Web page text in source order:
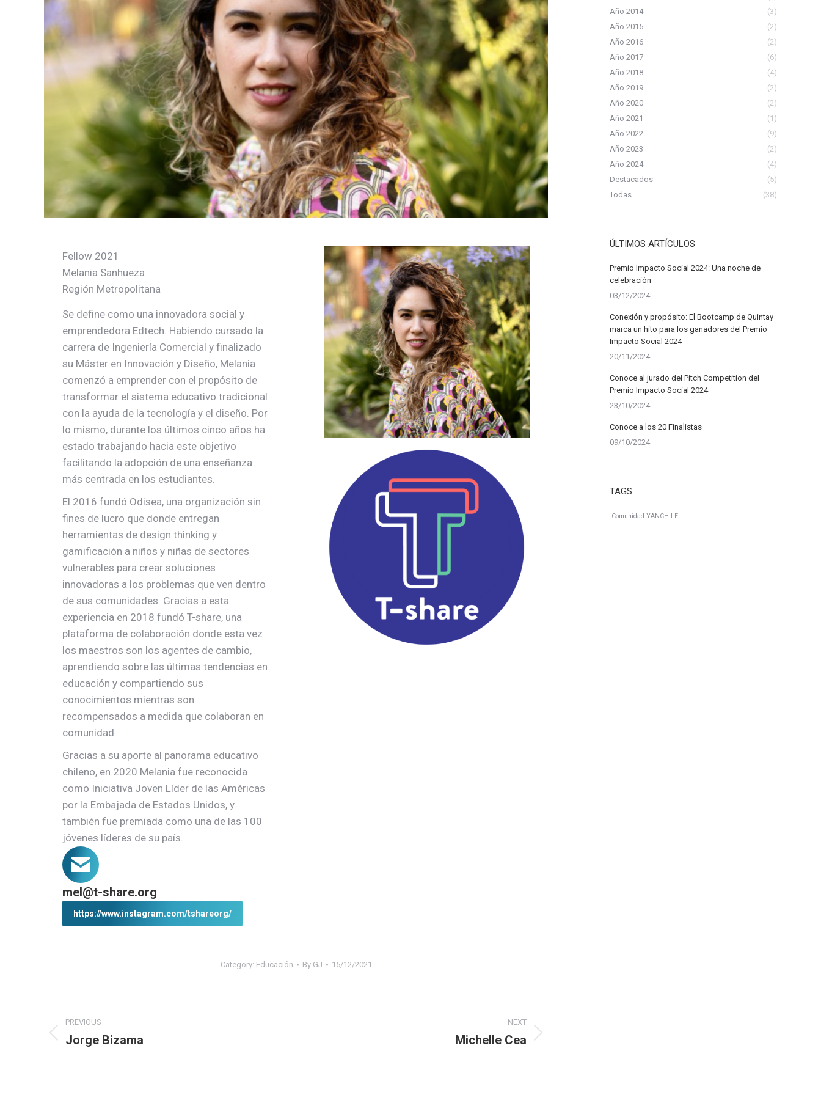
Fellow 2021
Melania Sanhueza
Región Metropolitana
Se define como una innovadora social y
emprendedora Edtech. Habiendo cursado la
carrera de Ingeniería Comercial y finalizado
su Máster en Innovación y Diseño, Melania
comenzó a emprender con el propósito de
transformar el sistema educativo tradicional
con la ayuda de la tecnología y el diseño. Por
lo mismo, durante los últimos cinco años ha
estado trabajando hacia este objetivo
facilitando la adopción de una enseñanza
más centrada en los estudiantes.
El 2016 fundó Odisea, una organización sin
fines de lucro que donde entregan
herramientas de design thinking y
gamificación a niños y niñas de sectores
vulnerables para crear soluciones
innovadoras a los problemas que ven dentro
de sus comunidades. Gracias a esta
experiencia en 2018 fundó T-share, una
plataforma de colaboración donde esta vez
los maestros son los agentes de cambio,
aprendiendo sobre las últimas tendencias en
educación y compartiendo sus
conocimientos mientras son
recompensados a medida que colaboran en
comunidad.
Gracias a su aporte al panorama educativo
chileno, en 2020 Melania fue reconocida
como Iniciativa Joven Líder de las Américas
por la Embajada de Estados Unidos, y
también fue premiada como una de las 100
jóvenes líderes de su país.
mel@t-share.org
https://www.instagram.com/tshareorg/
Category: Educación By GJ 15/12/2021
Project
navigation
PREVIOUS
Previous
Jorge Bizama
NEXT
Michelle Cea
Año 2014
(3)
Año 2015
(2)
Año 2016
(2)
Año 2017
(6)
Año 2018
(4)
Año 2019
(2)
Año 2020
(2)
Año 2021
(1)
Año 2022
(9)
Año 2023
(2)
Año 2024
(4)
Destacados
(5)
Todas
(38)
ÚLTIMOS ARTÍCULOS
Premio Impacto Social 2024: Una noche de
celebración
03/12/2024
Conexión y propósito: El Bootcamp de Quintay
marca un hito para los ganadores del Premio
Impacto Social 2024
20/11/2024
Conoce al jurado del Pitch Competition del
Premio Impacto Social 2024
23/10/2024
Conoce a los 20 Finalistas
09/10/2024
TAGS
Comunidad YANCHILE